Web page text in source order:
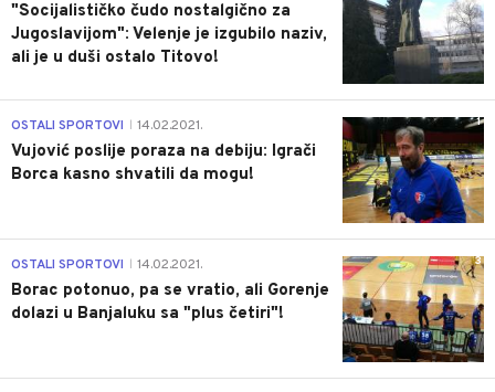
"Socijalističko čudo nostalgično za
Jugoslavijom": Velenje je izgubilo naziv,
ali je u duši ostalo Titovo!
1
OSTALI SPORTOVI 14.02.2021.
Vujović poslije poraza na debiju: Igrači
Borca kasno shvatili da mogu!
3
OSTALI SPORTOVI 14.02.2021.
Borac potonuo, pa se vratio, ali Gorenje
dolazi u Banjaluku sa "plus četiri"!